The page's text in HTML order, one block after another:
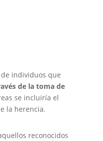
individuos que
de la toma de
se incluiría el
la herencia.
reconocidos